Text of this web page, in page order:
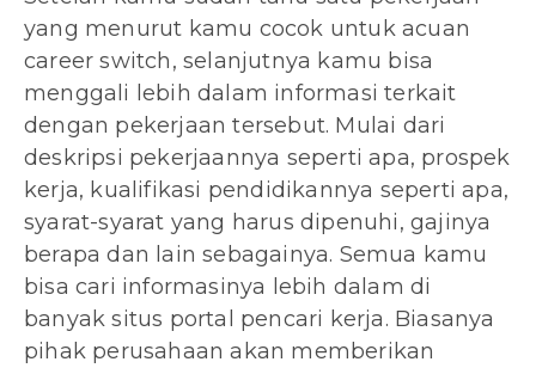
yang menurut kamu cocok untuk acuan
career switch, selanjutnya kamu bisa
menggali lebih dalam informasi terkait
dengan pekerjaan tersebut. Mulai dari
deskripsi pekerjaannya seperti apa, prospek
kerja, kualifikasi pendidikannya seperti apa,
syarat-syarat yang harus dipenuhi, gajinya
berapa dan lain sebagainya. Semua kamu
bisa cari informasinya lebih dalam di
banyak situs portal pencari kerja. Biasanya
pihak perusahaan akan memberikan